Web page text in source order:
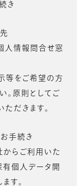
き
人情報問合せ窓
等をご希望の方
。原則としてご
だきます。
手続き
らご利用いた
有個人データ開
す。